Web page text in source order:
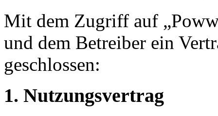
Mit dem Zugriff auf
und dem Betreiber ein
geschlossen:
1. Nutzungsvertrag